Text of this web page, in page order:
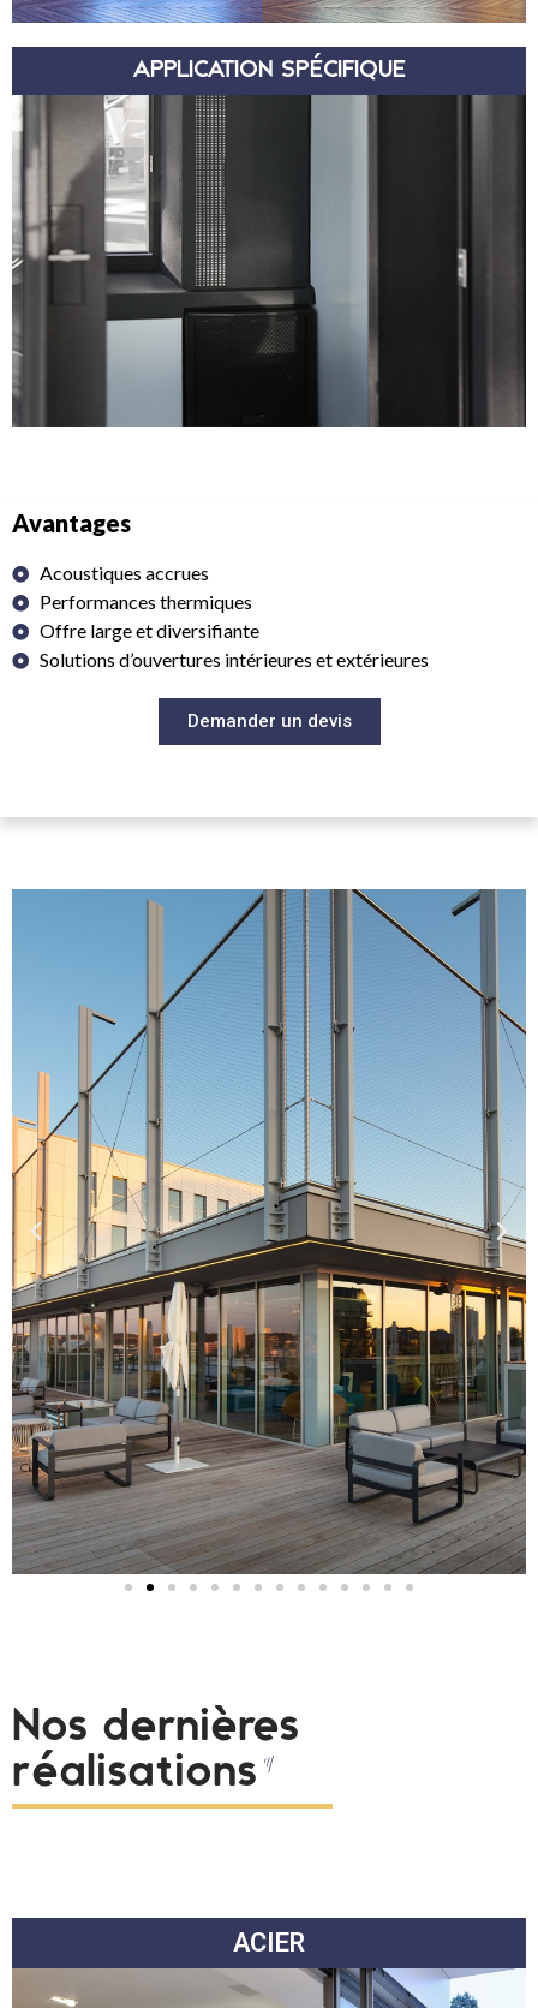
APPLICATION SPÉCIFIQUE
Avantages
Acoustiques accrues
Performances thermiques
Offre large et diversifiante
Solutions d’ouvertures intérieures et extérieures
Demander un devis
Nos dernières
réalisations
ACIER